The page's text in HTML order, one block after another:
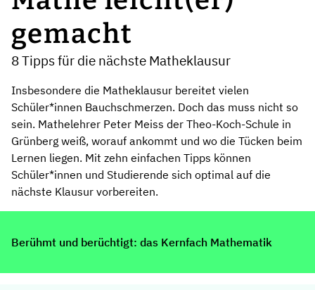
gemacht
8 Tipps für die nächste Matheklausur
Insbesondere die Matheklausur bereitet vielen
Schüler*innen Bauchschmerzen. Doch das muss nicht so
sein. Mathelehrer Peter Meiss der Theo-Koch-Schule in
Grünberg weiß, worauf ankommt und wo die Tücken beim
Lernen liegen. Mit zehn einfachen Tipps können
Schüler*innen und Studierende sich optimal auf die
nächste Klausur vorbereiten.
Berühmt und berüchtigt: das Kernfach Mathematik